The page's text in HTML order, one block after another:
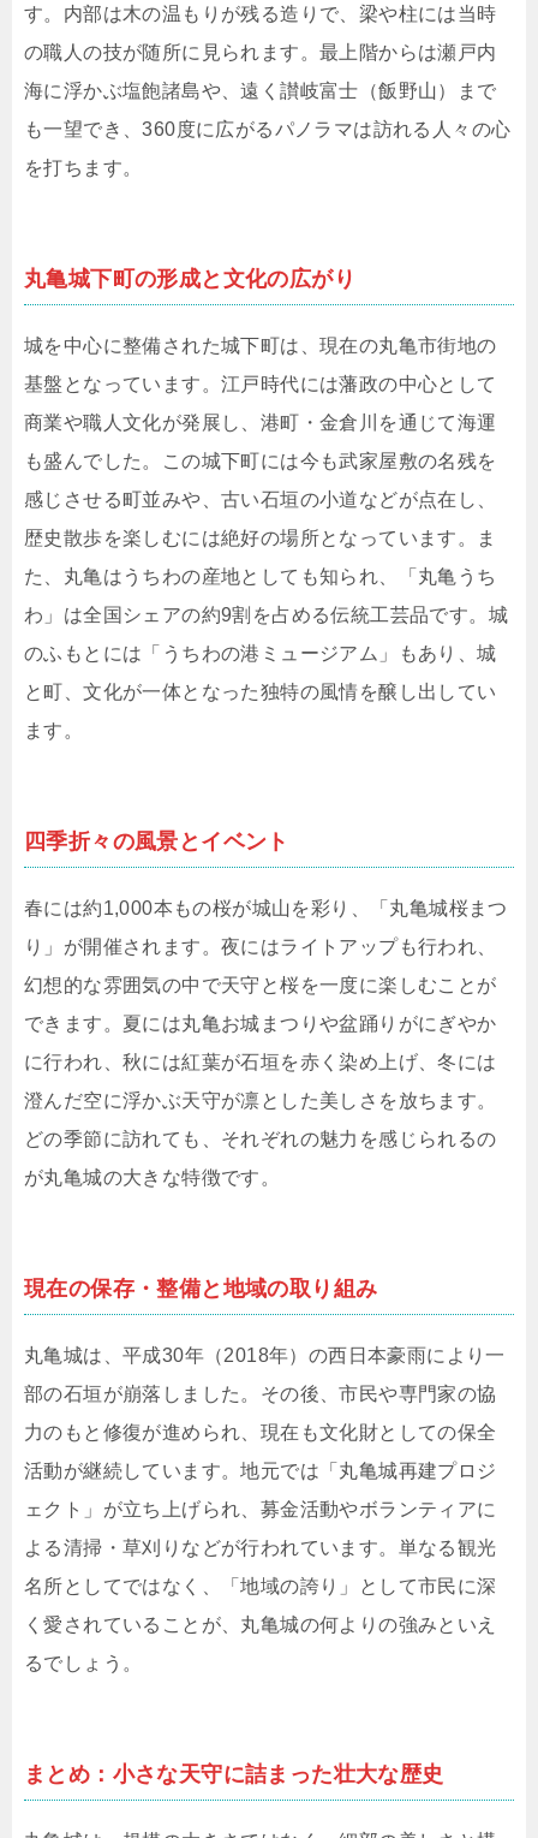
す。内部は木の温もりが残る造りで、梁や柱には当時
の職人の技が随所に見られます。最上階からは瀬戸内
海に浮かぶ塩飽諸島や、遠く讃岐富士（飯野山）まで
も一望でき、360度に広がるパノラマは訪れる人々の心
を打ちます。
丸亀城下町の形成と文化の広がり
城を中心に整備された城下町は、現在の丸亀市街地の
基盤となっています。江戸時代には藩政の中心として
商業や職人文化が発展し、港町・金倉川を通じて海運
も盛んでした。この城下町には今も武家屋敷の名残を
感じさせる町並みや、古い石垣の小道などが点在し、
歴史散歩を楽しむには絶好の場所となっています。ま
た、丸亀はうちわの産地としても知られ、「丸亀うち
わ」は全国シェアの約9割を占める伝統工芸品です。城
のふもとには「うちわの港ミュージアム」もあり、城
と町、文化が一体となった独特の風情を醸し出してい
ます。
四季折々の風景とイベント
春には約1,000本もの桜が城山を彩り、「丸亀城桜まつ
り」が開催されます。夜にはライトアップも行われ、
幻想的な雰囲気の中で天守と桜を一度に楽しむことが
できます。夏には丸亀お城まつりや盆踊りがにぎやか
に行われ、秋には紅葉が石垣を赤く染め上げ、冬には
澄んだ空に浮かぶ天守が凛とした美しさを放ちます。
どの季節に訪れても、それぞれの魅力を感じられるの
が丸亀城の大きな特徴です。
現在の保存・整備と地域の取り組み
丸亀城は、平成30年（2018年）の西日本豪雨により一
部の石垣が崩落しました。その後、市民や専門家の協
力のもと修復が進められ、現在も文化財としての保全
活動が継続しています。地元では「丸亀城再建プロジ
ェクト」が立ち上げられ、募金活動やボランティアに
よる清掃・草刈りなどが行われています。単なる観光
名所としてではなく、「地域の誇り」として市民に深
く愛されていることが、丸亀城の何よりの強みといえ
るでしょう。
まとめ：小さな天守に詰まった壮大な歴史